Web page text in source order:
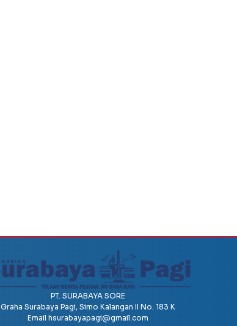
PT. SURABAYA SORE
Graha Surabaya Pagi, Simo Kalangan II No. 183 K
Email hsurabayapagi@gmail.com